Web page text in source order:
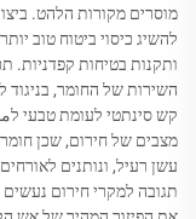
מוסרים מקורות הלהט.
להשיג כיסוי ביטוח טוב
ותקנות בטיחות קפדניות.
השירות של החומר,
קש סינתטי לעומת טבעי
מצבים של חירום, שכן
עשן רעיל, ונותנים
תגובה למקרי חירום